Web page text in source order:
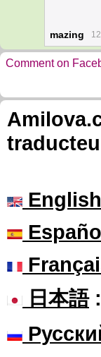
mazing
Comment on
English
日本語: